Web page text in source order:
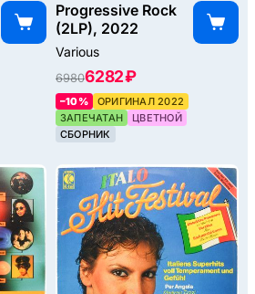
Progressive Rock
(2LP), 2022
Various
69806282 ₽
–10%
ОРИГИНАЛ 2022
ЗАПЕЧАТАН
ЦВЕТНОЙ
СБОРНИК